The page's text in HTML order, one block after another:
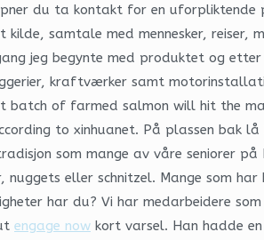
du ta kontakt for en uforpliktende
samtale med mennesker,
jeg begynte med produktet og
kraftværker samt
of farmed salmon will hit the
to xinhuanet. På plassen bak
som mange av våre seniorer
eller schnitzel. Mange som
har du? Vi har medarbeidere
engage now kort varsel. Han hadde